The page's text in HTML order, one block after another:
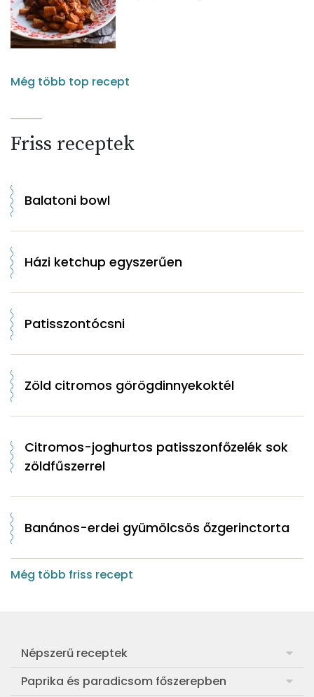
Még több top recept
Friss receptek
Balatoni bowl
Házi ketchup egyszerűen
Patisszontócsni
Zöld citromos görögdinnyekoktél
Citromos-joghurtos patisszonfőzelék sok
zöldfűszerrel
Banános-erdei gyümölcsös őzgerinctorta
Még több friss recept
Népszerű receptek
Frankfurti leves
Paprika és paradicsom főszerepben